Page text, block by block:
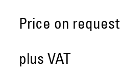
Price on request
plus VAT